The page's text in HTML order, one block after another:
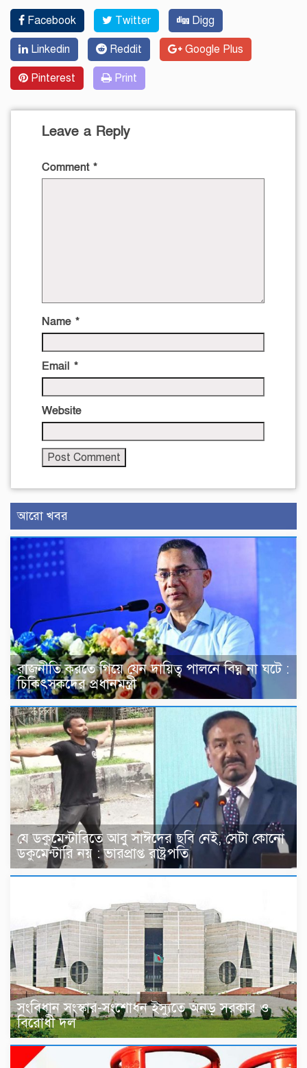
Facebook Twitter Digg
Linkedin Reddit Google Plus
Pinterest Print
Leave a Reply
Comment *
Name *
Email *
Website
আরো খবর
রাজনীতি করতে গিয়ে যেন দায়িত্ব পালনে বিঘ্ন না ঘটে :
চিকিৎসকদের প্রধানমন্ত্রী
যে ডকুমেন্টারিতে আবু সাঈদের ছবি নেই, সেটা কোনো
ডকুমেন্টারি নয় : ভারপ্রাপ্ত রাষ্ট্রপতি
সংবিধান সংস্কার-সংশোধন ইস্যুতে অনড় সরকার ও
বিরোধী দল